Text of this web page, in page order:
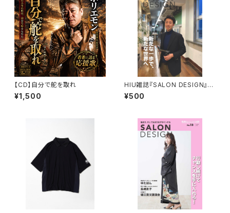
【CD】自分で舵を取れ
¥1,500
HIU雑誌『SALON DESIGN』v
ol.14（電子版）
¥500